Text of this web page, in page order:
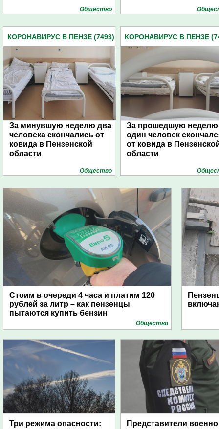
Общество
КОРОНАВИРУС В ПЕНЗЕ (7493)
За минувшую неделю два
человека скончались от
ковида в Пензенской
области
Общество
КОРОНАВИРУС В ПЕНЗЕ
За прошедшую неделю
один человек
от ковида в
области
Стоим в очереди 4 часа и платим 120
рублей за литр – как пензенцы
пытаются купить бензин
Общество
Три режима опасности:
Представители